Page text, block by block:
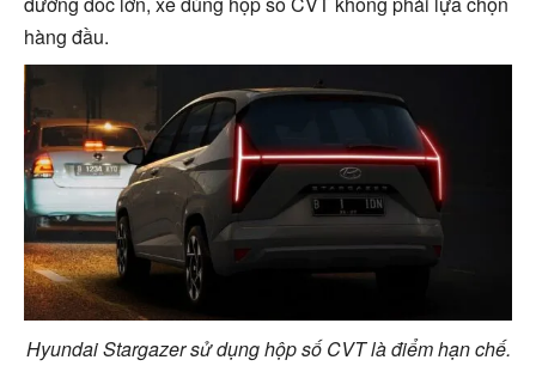
hàng đầu.
Hyundai Stargazer sử dụng hộp số CVT là điểm hạn chế.